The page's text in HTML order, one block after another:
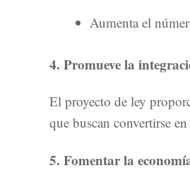
Aumenta el
4. Promueve la
El proyecto de ley
que buscan convertirse
5. Fomentar la